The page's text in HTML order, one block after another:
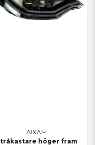
AIXAM
höger fram